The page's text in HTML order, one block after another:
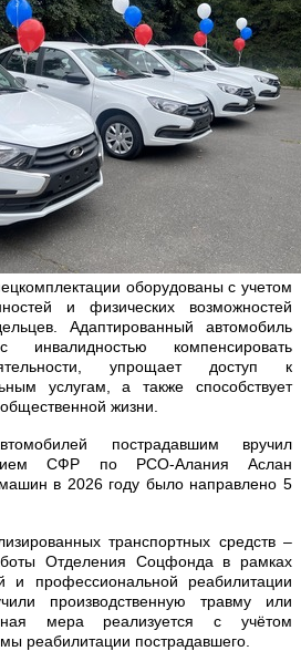
оборудованы с учетом
и физических возможностей
Адаптированный автомобиль
компенсировать
упрощает доступ к
услугам, а также способствует
жизни.
пострадавшим вручил
СФР по РСО-Алания Аслан
в 2026 году было направлено 5
транспортных средств –
Отделения Соцфонда в рамках
и профессиональной реабилитации
производственную травму или
мера реализуется с учётом
реабилитации пострадавшего.